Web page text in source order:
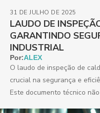
LAUDO DE
GARANTINDO
INDUSTRIAL
31 DE JULHO DE 2025
Por:ALEX
O laudo de inspeção de
crucial na segurança e
Este documento técnico